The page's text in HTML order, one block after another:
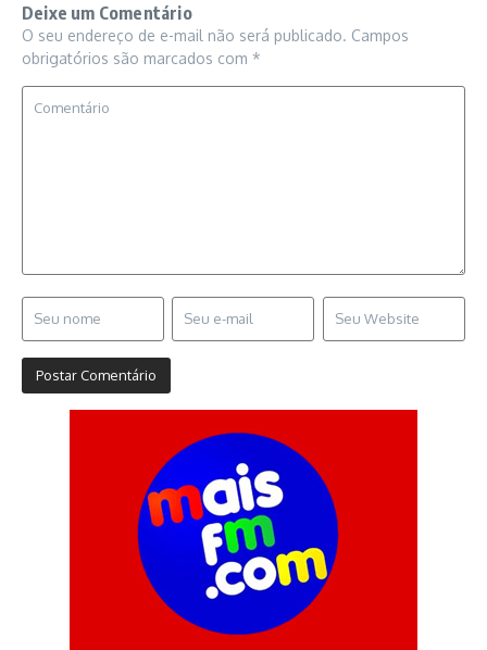
Deixe um Comentário
O seu endereço de e-mail não será publicado. Campos
obrigatórios são marcados com *